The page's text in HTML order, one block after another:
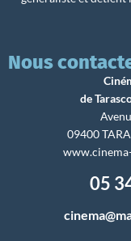
Nous
de
09400
05